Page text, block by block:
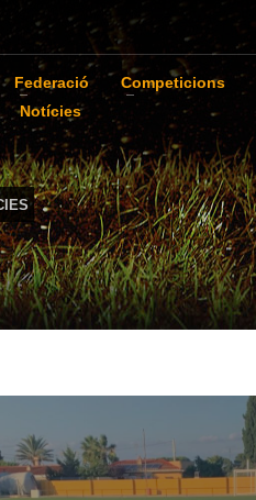
Federació Competicions
Notícies